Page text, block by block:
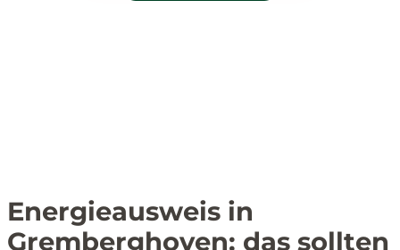
Energieausweis in
Gremberghoven: das sollten